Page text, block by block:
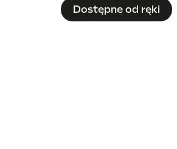
Dostępne od ręki